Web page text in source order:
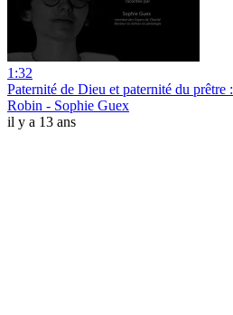
1:32
Paternité de Dieu et paternité du prêtre
Robin - Sophie Guex
il y a 13 ans